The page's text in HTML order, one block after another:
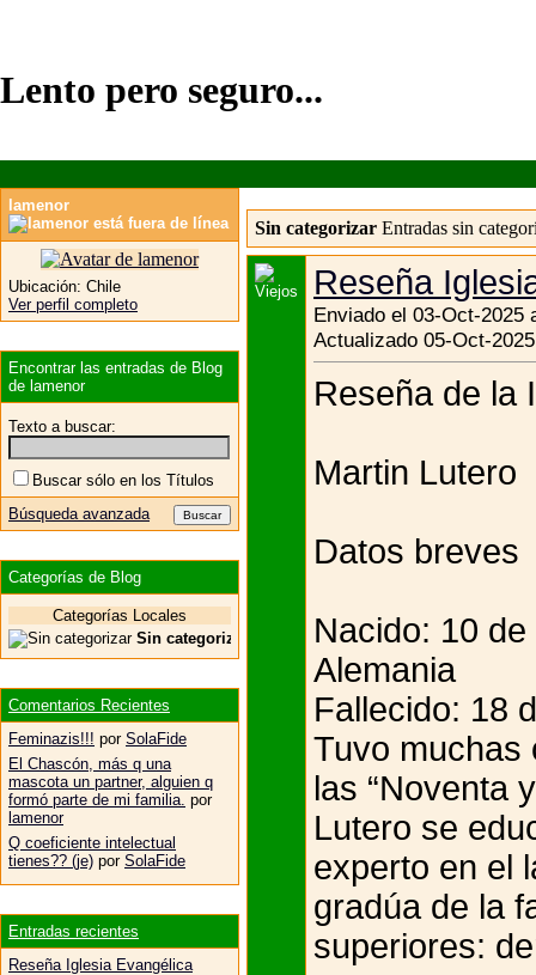
Lento pero seguro...
Sin categorizar Entradas sin
Reseña
Enviado el 03-Oct-2025
Actualizado 05-Oct-
Reseña de la
Martin Lutero
Datos breves
Nacido: 10
Alemania
Fallecido: 18
Tuvo muchas
las “Noventa
Lutero se
experto en el
gradúa de la
superiores:
lamenor
Ubicación: Chile
Ver perfil completo
Encontrar las entradas de Blog
de lamenor
Texto a buscar:
Buscar sólo en los Títulos
Búsqueda avanzada
Categorías de Blog
Categorías Locales
Sin categorizar
Comentarios Recientes
Feminazis!!! por SolaFide
El Chascón, más q una
mascota un partner, alguien q
formó parte de mi familia. por
lamenor
Q coeficiente intelectual
tienes?? (je) por SolaFide
Entradas recientes
Reseña Iglesia Evangélica